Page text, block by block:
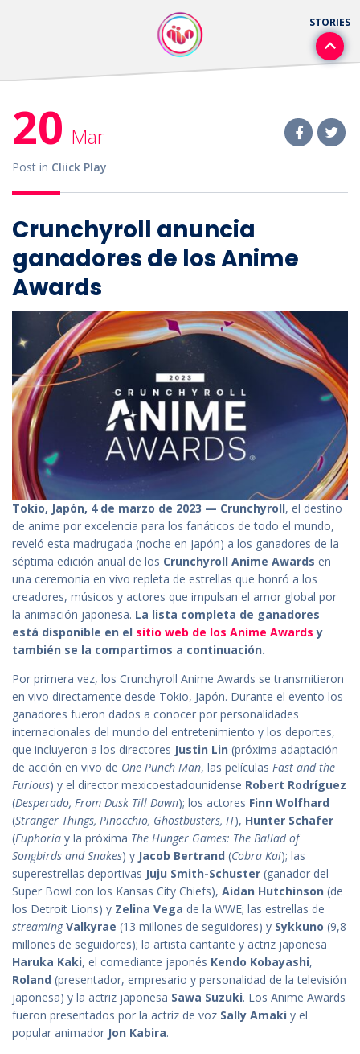
20 Mar
Post in Cliick Play
Crunchyroll anuncia
ganadores de los Anime
Awards
Tokio, Japón, 4 de marzo de 2023 — Crunchyroll, el destino
de anime por excelencia para los fanáticos de todo el mundo,
reveló esta madrugada (noche en Japón) a los ganadores de la
séptima edición anual de los Crunchyroll Anime Awards en
una ceremonia en vivo repleta de estrellas que honró a los
creadores, músicos y actores que impulsan el amor global por
la animación japonesa. La lista completa de ganadores
está disponible en el sitio web de los Anime Awards y
también se la compartimos a continuación.
Por primera vez, los Crunchyroll Anime Awards se transmitieron
en vivo directamente desde Tokio, Japón. Durante el evento los
ganadores fueron dados a conocer por personalidades
internacionales del mundo del entretenimiento y los deportes,
que incluyeron a los directores Justin Lin (próxima adaptación
de acción en vivo de One Punch Man, las películas Fast and the
Furious) y el director mexicoestadounidense Robert Rodríguez
(Desperado, From Dusk Till Dawn); los actores Finn Wolfhard
(Stranger Things, Pinocchio, Ghostbusters, IT), Hunter Schafer
(Euphoria y la próxima The Hunger Games: The Ballad of
Songbirds and Snakes) y Jacob Bertrand (Cobra Kai); las
superestrellas deportivas Juju Smith-Schuster (ganador del
Super Bowl con los Kansas City Chiefs), Aidan Hutchinson (de
los Detroit Lions) y Zelina Vega de la WWE; las estrellas de
streaming Valkyrae (13 millones de seguidores) y Sykkuno (9,8
millones de seguidores); la artista cantante y actriz japonesa
Haruka Kaki, el comediante japonés Kendo Kobayashi,
Roland (presentador, empresario y personalidad de la televisión
japonesa) y la actriz japonesa Sawa Suzuki. Los Anime Awards
fueron presentados por la actriz de voz Sally Amaki y el
popular animador Jon Kabira.